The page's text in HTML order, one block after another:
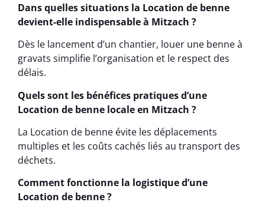
Dans quelles situations la Location de benne
devient-elle indispensable à Mitzach ?
Dès le lancement d’un chantier, louer une benne à
gravats simplifie l’organisation et le respect des
délais.
Quels sont les bénéfices pratiques d’une
Location de benne locale en Mitzach ?
La Location de benne évite les déplacements
multiples et les coûts cachés liés au transport des
déchets.
Comment fonctionne la logistique d’une
Location de benne ?